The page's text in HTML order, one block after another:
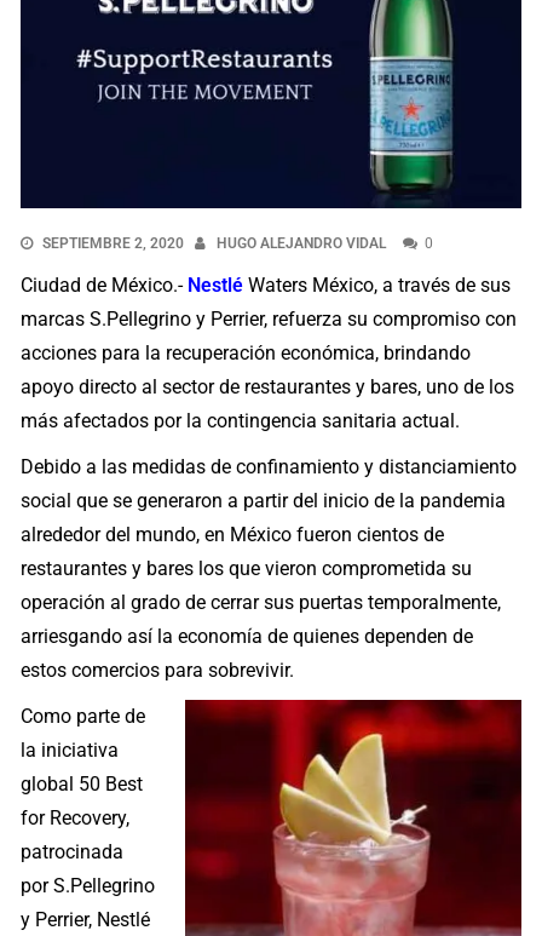
SEPTIEMBRE 2, 2020 HUGO ALEJANDRO VIDAL 0
Ciudad de México.- Nestlé Waters México, a través de sus
marcas S.Pellegrino y Perrier, refuerza su compromiso con
acciones para la recuperación económica, brindando
apoyo directo al sector de restaurantes y bares, uno de los
más afectados por la contingencia sanitaria actual.
Debido a las medidas de confinamiento y distanciamiento
social que se generaron a partir del inicio de la pandemia
alrededor del mundo, en México fueron cientos de
restaurantes y bares los que vieron comprometida su
operación al grado de cerrar sus puertas temporalmente,
arriesgando así la economía de quienes dependen de
estos comercios para sobrevivir.
Como parte de
la iniciativa
global 50 Best
for Recovery,
patrocinada
por S.Pellegrino
y Perrier, Nestlé